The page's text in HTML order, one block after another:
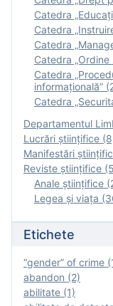
Catedra
Catedra
Catedra
Catedra
Catedra
informațională”
Catedra
Departamentul
Lucrări științifice
Manifestări
Reviste ştiinţifice
Anale ştiinţifice
Legea şi viaţa
Etichete
“gender” of crime
abandon (2)
abilitate (1)